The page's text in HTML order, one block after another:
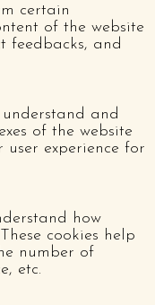
certain
of the website
feedbacks, and
and
of the website
experience for
how
cookies help
number of
etc.